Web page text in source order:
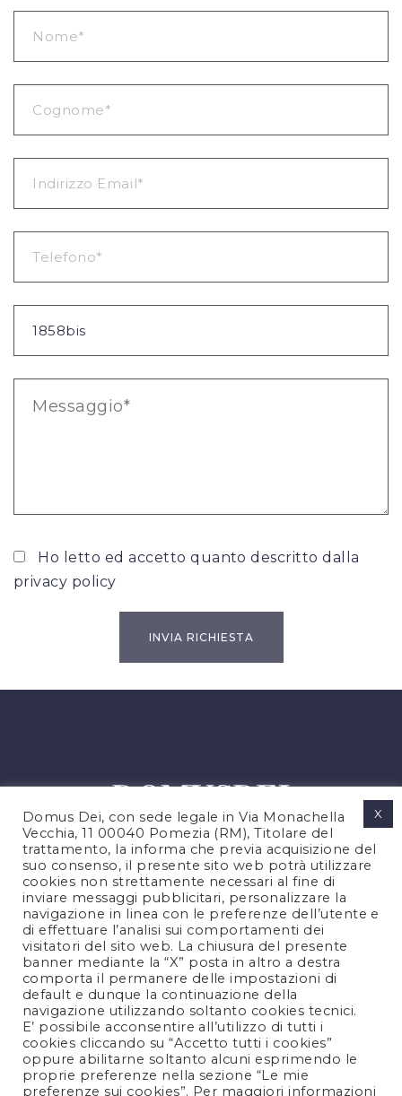
Ho letto ed accetto quanto descritto dalla
privacy policy
PRIVACY POLICY
COOKIES POLICY
NOTE LEGALI
CONTATTACI
FOLLOW US
Domus Dei, con sede legale in Via Monachella
Vecchia, 11 00040 Pomezia (RM), Titolare del
trattamento, la informa che previa acquisizione del
suo consenso, il presente sito web potrà utilizzare
cookies non strettamente necessari al fine di
inviare messaggi pubblicitari, personalizzare la
navigazione in linea con le preferenze dell’utente e
di effettuare l’analisi sui comportamenti dei
visitatori del sito web. La chiusura del presente
banner mediante la “X” posta in altro a destra
comporta il permanere delle impostazioni di
default e dunque la continuazione della
navigazione utilizzando soltanto cookies tecnici.
E’ possibile acconsentire all’utilizzo di tutti i
cookies cliccando su “Accetto tutti i cookies”
oppure abilitarne soltanto alcuni esprimendo le
proprie preferenze nella sezione “Le mie
preferenze sui cookies”. Per maggiori informazioni
X